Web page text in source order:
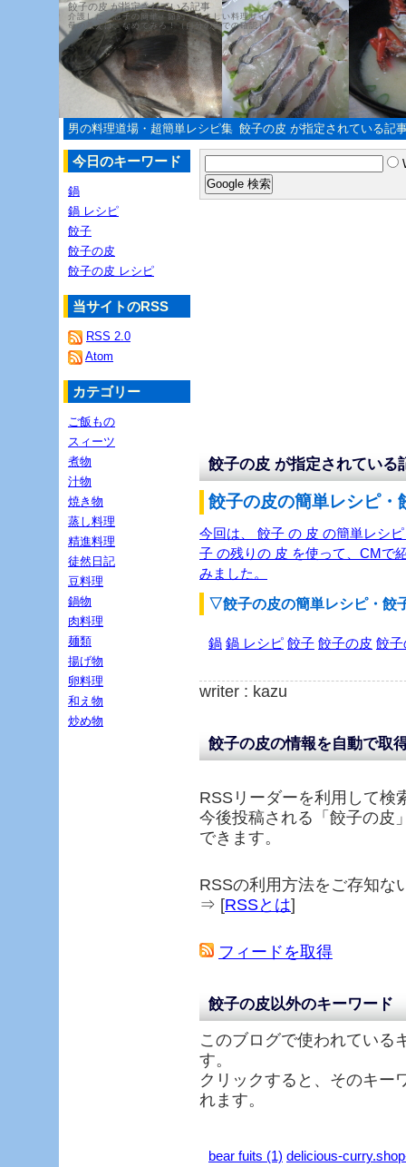
餃子の皮 が指定されている記事
介護した、息子の簡単・節約・やさしい料理サイト
母の教えは、なめてみろ！（自分の舌での確認）
男の料理道場・超簡単レシピ集 餃子の皮 が指定されている記
餃子の皮 が指定されている
餃子の皮の簡単レシピ
今回は、 餃子 の 皮 の簡単レシ
子 の残りの 皮 を使って、CMで
みました。
▽餃子の皮の簡単レシピ・餃
鍋 鍋 レシピ 餃子 餃子の皮 餃
writer : kazu
餃子の皮の情報を自動で取
RSSリーダーを利用して検
今後投稿される「 餃子の皮
できます。
RSSの利用方法をご存知な
⇒ [RSSとは]
フィードを取得
餃子の皮以外のキーワード
このブログで使われている
す。
クリックすると、そのキー
れます。
bear fuits (1) delicious-
今日のキーワード
鍋
鍋 レシピ
餃子
餃子の皮
餃子の皮 レシピ
当サイトのRSS
RSS 2.0
Atom
カテゴリー
ご飯もの
スィーツ
煮物
汁物
焼き物
蒸し料理
精進料理
徒然日記
豆料理
鍋物
肉料理
麺類
揚げ物
卵料理
和え物
炒め物